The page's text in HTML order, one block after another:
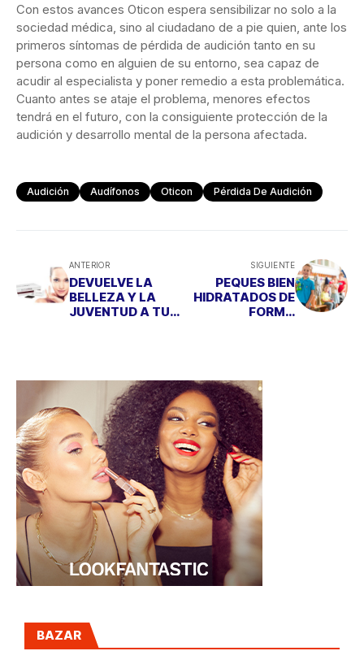
Con estos avances Oticon espera sensibilizar no solo a la
sociedad médica, sino al ciudadano de a pie quien, ante los
primeros síntomas de pérdida de audición tanto en su
persona como en alguien de su entorno, sea capaz de
acudir al especialista y poner remedio a esta problemática.
Cuanto antes se ataje el problema, menores efectos
tendrá en el futuro, con la consiguiente protección de la
audición y desarrollo mental de la persona afectada.
Audición Audífonos Oticon Pérdida De Audición
ANTERIOR
DEVUELVE LA
BELLEZA Y LA
JUVENTUD A TU
SIGUIENTE
PEQUES BIEN
HIDRATADOS DE
FORMA
BAZAR